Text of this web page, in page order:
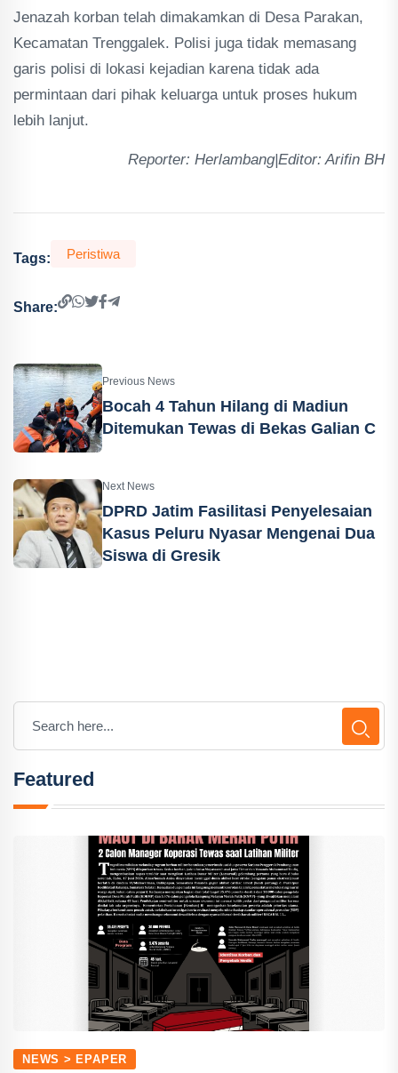
Jenazah korban telah dimakamkan di Desa Parakan,
Kecamatan Trenggalek. Polisi juga tidak memasang
garis polisi di lokasi kejadian karena tidak ada
permintaan dari pihak keluarga untuk proses hukum
lebih lanjut.
Reporter: Herlambang|Editor: Arifin BH
Tags: Peristiwa
Share:
Previous News
Bocah 4 Tahun Hilang di Madiun
Ditemukan Tewas di Bekas Galian C
Next News
DPRD Jatim Fasilitasi Penyelesaian
Kasus Peluru Nyasar Mengenai Dua
Siswa di Gresik
Featured
NEWS > EPAPER